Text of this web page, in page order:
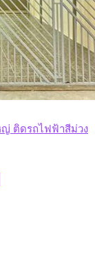
ติดรถไฟฟ้าสีม่วง